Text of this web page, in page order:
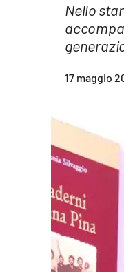
Streaming
Nello
17 maggio